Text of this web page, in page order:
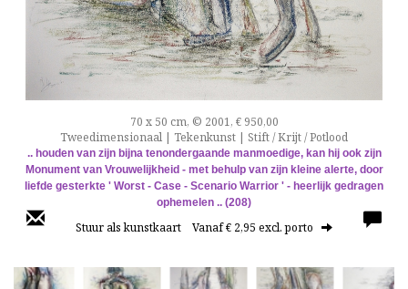
70 x 50 cm, © 2001, € 950,00
Tweedimensionaal | Tekenkunst | Stift / Krijt / Potlood
.. houden van zijn bijna tenondergaande manmoedige, kan hij ook zijn
Monument van Vrouwelijkheid - met behulp van zijn kleine alerte, door
liefde gesterkte ' Worst - Case - Scenario Warrior ' - heerlijk gedragen
ophemelen .. (208)
Stuur als kunstkaart Vanaf € 2,95 excl. porto